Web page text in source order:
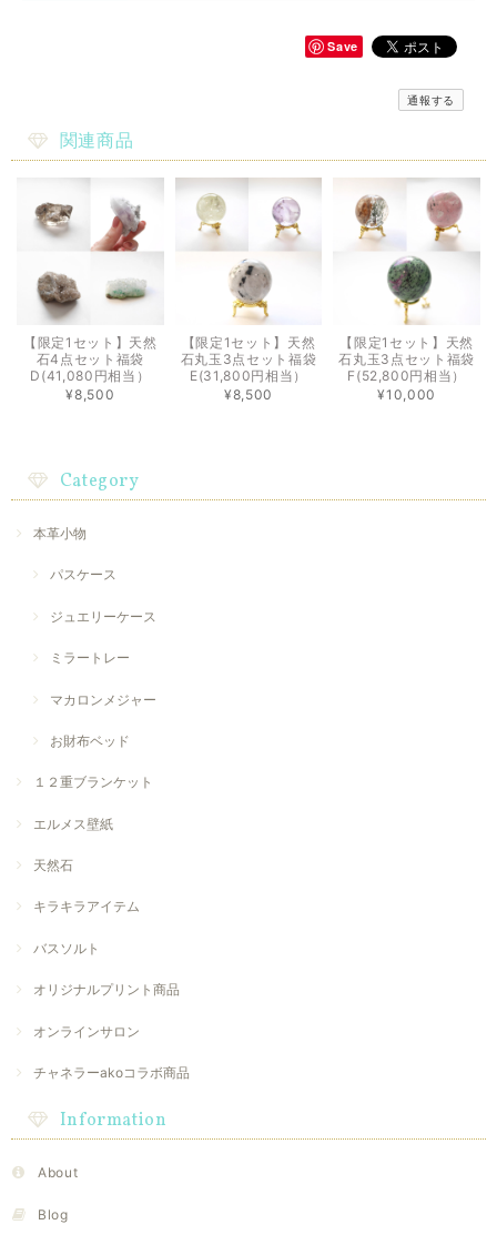
Save
通報する
関連商品
【限定1セット】天然
石4点セット福袋
D(41,080円相当）
¥8,500
【限定1セット】天然
石丸玉3点セット福袋
E(31,800円相当）
¥8,500
【限定1セット】天然
石丸玉3点セット福袋
F(52,800円相当）
¥10,000
Category
本革小物
パスケース
ジュエリーケース
ミラートレー
マカロンメジャー
お財布ベッド
１２重ブランケット
エルメス壁紙
天然石
キラキラアイテム
バスソルト
オリジナルプリント商品
オンラインサロン
チャネラーakoコラボ商品
Information
About
Blog